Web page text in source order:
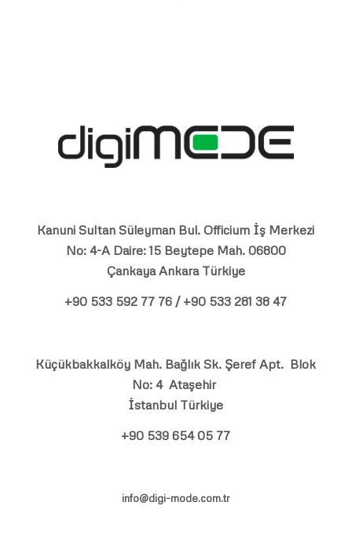
Kanuni Sultan Süleyman Bul. Officium İş Merkezi
No: 4-A Daire: 15 Beytepe Mah. 06800
Çankaya Ankara Türkiye
+90 533 592 77 76 / +90 533 281 38 47
Küçükbakkalköy Mah. Bağlık Sk. Şeref Apt. Blok
No: 4 Ataşehir
İstanbul Türkiye
+90 539 654 05 77
info@digi-mode.com.tr